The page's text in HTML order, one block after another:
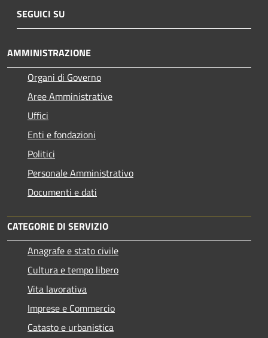
SEGUICI SU
AMMINISTRAZIONE
Organi di Governo
Aree Amministrative
Uffici
Enti e fondazioni
Politici
Personale Amministrativo
Documenti e dati
CATEGORIE DI SERVIZIO
Anagrafe e stato civile
Cultura e tempo libero
Vita lavorativa
Imprese e Commercio
Catasto e urbanistica